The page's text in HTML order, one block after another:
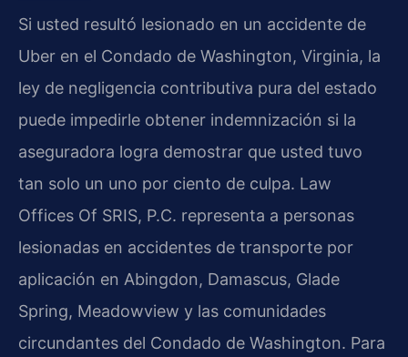
Si usted resultó lesionado en un accidente de
Uber en el Condado de Washington, Virginia, la
ley de negligencia contributiva pura del estado
puede impedirle obtener indemnización si la
aseguradora logra demostrar que usted tuvo
tan solo un uno por ciento de culpa. Law
Offices Of SRIS, P.C. representa a personas
lesionadas en accidentes de transporte por
aplicación en Abingdon, Damascus, Glade
Spring, Meadowview y las comunidades
circundantes del Condado de Washington. Para